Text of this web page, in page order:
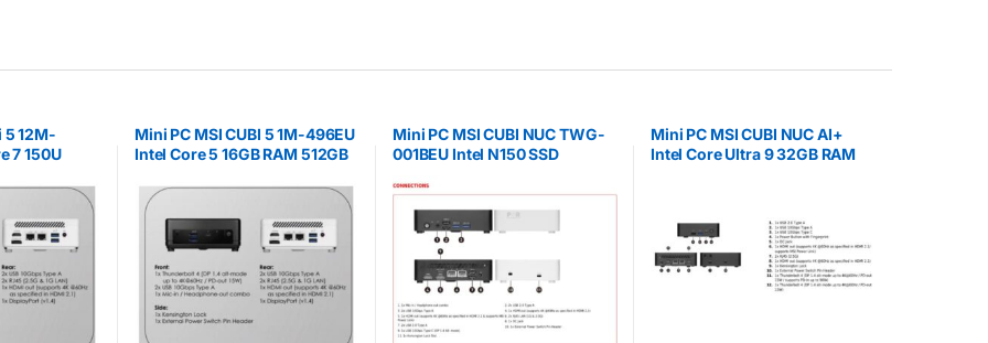
5 12M-
7 150U
Mini PC MSI CUBI 5 1M-496EU
Intel Core 5 16GB RAM 512GB
Mini PC MSI CUBI NUC TWG-
001BEU Intel N150 SSD
Mini PC MSI CUBI NUC AI+
Intel Core Ultra 9 32GB RAM